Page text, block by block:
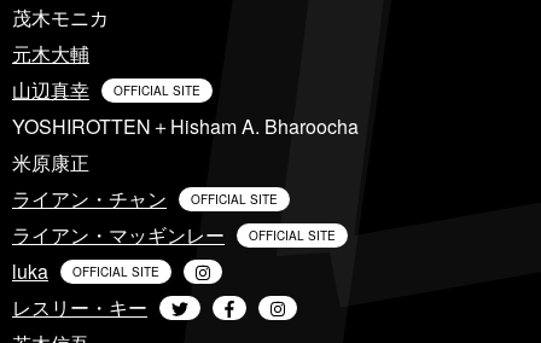
茂木モニカ
元木大輔
山辺真幸
OFFICIAL SITE
YOSHIROTTEN＋Hisham A. Bharoocha
米原康正
ライアン・チャン
OFFICIAL SITE
ライアン・マッギンレー OFFICIAL SITE
luka OFFICIAL SITE
レスリー・キー